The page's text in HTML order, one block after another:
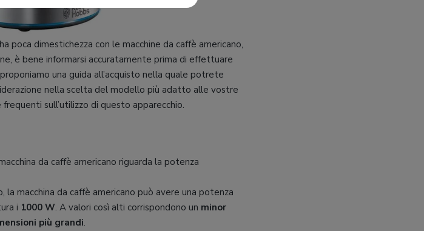
poca dimestichezza con le macchine da caffè americano,
è bene informarsi accuratamente prima di effettuare
una guida all’acquisto nella quale potrete
nella scelta del modello più adatto alle vostre
sull’utilizzo di questo apparecchio.
da caffè americano riguarda la potenza
macchina da caffè americano può avere una potenza
i 1000 W. A valori così alti corrispondono un minor
più grandi.